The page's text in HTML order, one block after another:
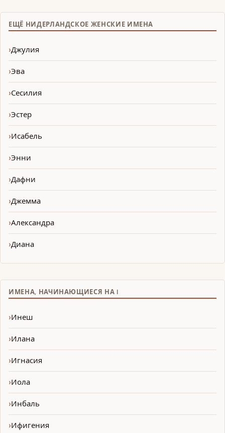
ЕЩЁ НИДЕРЛАНДСКОЕ ЖЕНСКИЕ ИМЕНА
Джулия
Эва
Сесилия
Эстер
Исабель
Энни
Дафни
Джемма
Александра
Диана
ИМЕНА, НАЧИНАЮЩИЕСЯ НА I
Инеш
Илана
Игнасия
Иола
Инбаль
Ифигения